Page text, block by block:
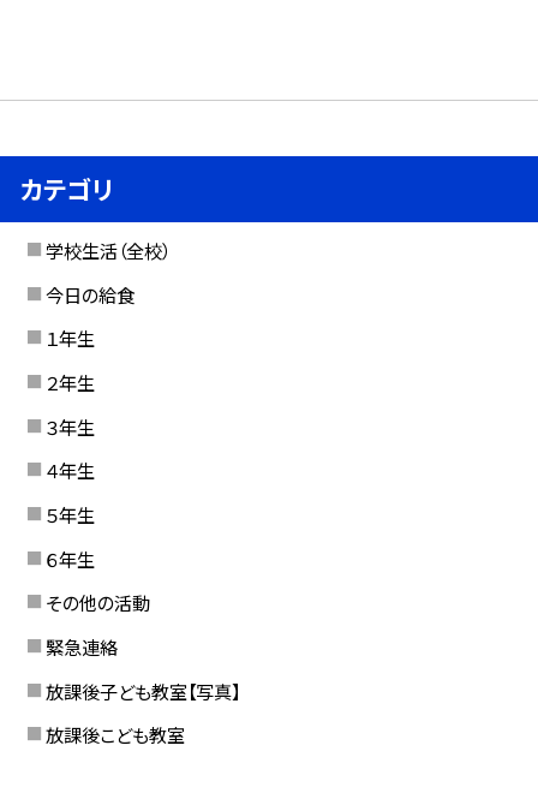
カテゴリ
学校生活（全校）
今日の給食
１年生
２年生
３年生
４年生
５年生
６年生
その他の活動
緊急連絡
放課後子ども教室【写真】
放課後こども教室